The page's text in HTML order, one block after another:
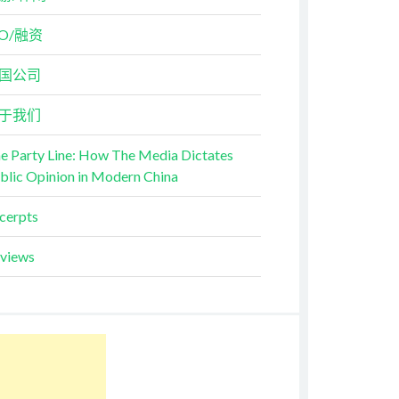
融资
公司
我们
Party Line: How The Media Dictates
Opinion in Modern China